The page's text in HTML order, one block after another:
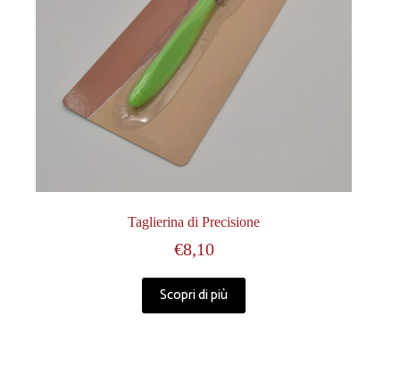
Taglierina di Precisione
€8,10
Scopri di più